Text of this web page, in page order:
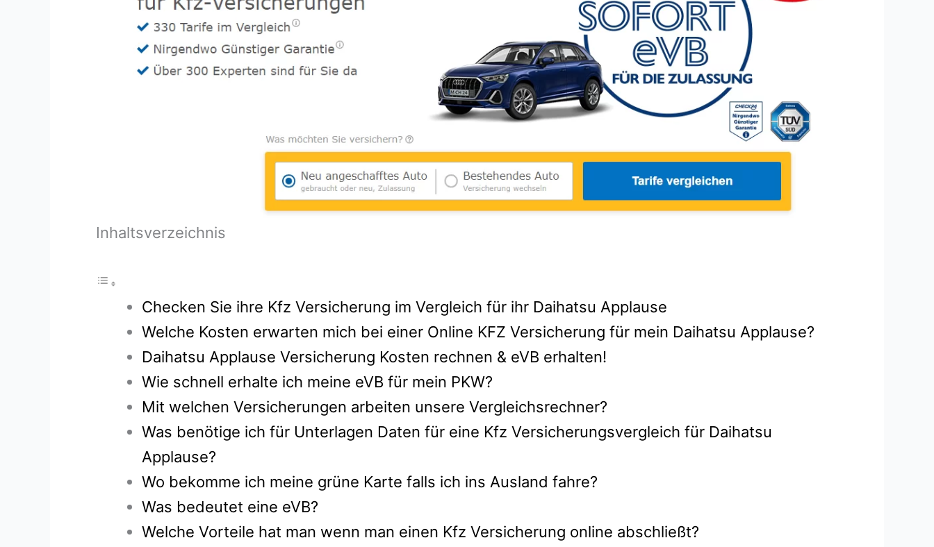
Inhaltsverzeichnis
Checken Sie ihre Kfz Versicherung im Vergleich für ihr Daihatsu Applause
Welche Kosten erwarten mich bei einer Online KFZ Versicherung für mein Daihatsu Applause?
Daihatsu Applause Versicherung Kosten rechnen & eVB erhalten!
Wie schnell erhalte ich meine eVB für mein PKW?
Mit welchen Versicherungen arbeiten unsere Vergleichsrechner?
Was benötige ich für Unterlagen Daten für eine Kfz Versicherungsvergleich für Daihatsu
Applause?
Wo bekomme ich meine grüne Karte falls ich ins Ausland fahre?
Was bedeutet eine eVB?
Welche Vorteile hat man wenn man einen Kfz Versicherung online abschließt?